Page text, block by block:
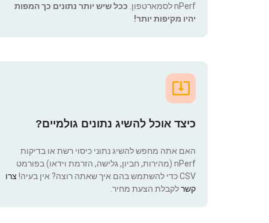
nPerf לסמארטפון.
ככל שיש יותר נתונים כך המפות
יהיו מקיפות יותר!
כיצד אוכל להשיג נתונים גולמיים?
האם אתה מחפש להשיג נתוני כיסוי רשת או בדיקות
nPerf (מהירות, חביון, גלישה, הזרמת וידאו) בפורמט
CSV כדי להשתמש בהם איך שאתה רוצה? אין בעיה!
צרו
קשרלקבלת הצעת מחיר.